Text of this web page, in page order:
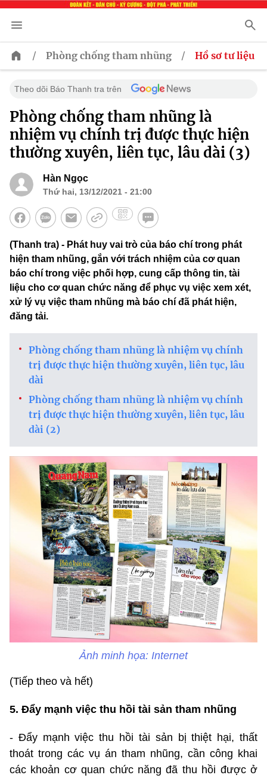
/ Phòng chống tham nhũng / Hồ sơ tư liệu
Theo dõi Báo Thanh tra trên
Phòng chống tham nhũng là
nhiệm vụ chính trị được thực hiện
thường xuyên, liên tục, lâu dài (3)
Hàn Ngọc
Thứ hai, 13/12/2021 - 21:00
(Thanh tra) - Phát huy vai trò của báo chí trong phát
hiện tham nhũng, gắn với trách nhiệm của cơ quan
báo chí trong việc phối hợp, cung cấp thông tin, tài
liệu cho cơ quan chức năng để phục vụ việc xem xét,
xử lý vụ việc tham nhũng mà báo chí đã phát hiện,
đăng tải.
Phòng chống tham nhũng là nhiệm vụ chính
trị được thực hiện thường xuyên, liên tục, lâu
dài
Phòng chống tham nhũng là nhiệm vụ chính
trị được thực hiện thường xuyên, liên tục, lâu
dài (2)
Ảnh minh họa: Internet
(Tiếp theo và hết)
5. Đẩy mạnh việc thu hồi tài sản tham nhũng
- Đẩy mạnh việc thu hồi tài sản bị thiệt hại, thất
thoát trong các vụ án tham nhũng, cần công khai
các khoản cơ quan chức năng đã thu hồi được ở